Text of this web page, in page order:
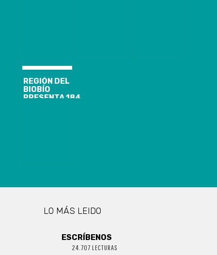
REGIÓN DEL
BIOBÍO
PRESENTA 184
LO MÁS LEIDO
ESCRÍBENOS
24.707 LECTURAS